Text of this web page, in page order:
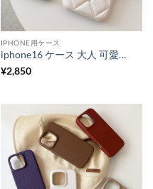
IPHONE用ケース
iphone16 ケース 大人 可愛い リボン の スマホケース iphone16pro/15pro ケース 韓国 流行り 革 の iphone ケース デコケース スマホ iphone15/14 ケース キラキラ ストーン
¥2,850